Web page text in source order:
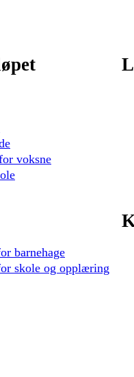
voksne
barnehage
skole og opplæring